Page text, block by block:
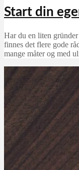
Start din
Har du en liten
finnes det flere gode
mange måter og med